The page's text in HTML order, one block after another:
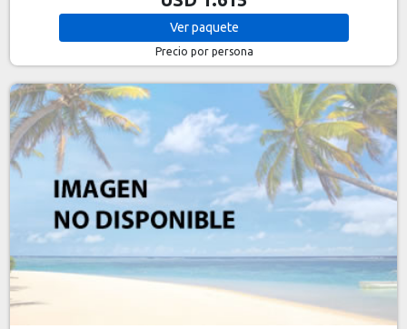
Verpaquete
Precio por persona